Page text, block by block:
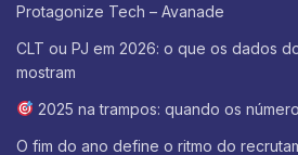
Protagonize Tech – Avanade
CLT ou PJ em 2026: o que os dados
mostram
2025 na trampos: quando os
O fim do ano define o ritmo do